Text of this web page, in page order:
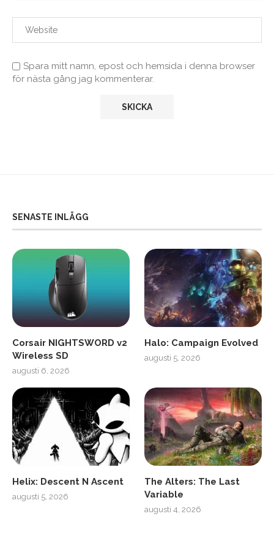
Spara mitt namn, epost och hemsida i denna browser
för nästa gång jag kommenterar.
SENASTE INLÄGG
Corsair NIGHTSWORD v2
Wireless SD
augusti 6, 2026
Halo: Campaign Evolved
augusti 5, 2026
Helix: Descent N Ascent
augusti 5, 2026
The Alters: The Last
Variable
augusti 4, 2026